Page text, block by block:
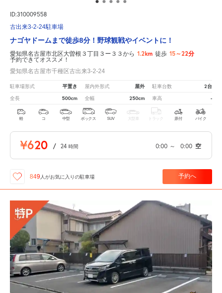
ID:310009558
古出来3-2-24駐車場
ナゴヤドームまで徒歩8分！野球観戦やイベントに！
愛知県名古屋市北区大曽根３丁目３ー３３から 1.2km 徒歩 15～22分
予約できてオススメ！
愛知県名古屋市千種区古出来3-2-24
駐車場形式 平置き 屋内外形式 屋外 駐車台数 2台
全長 500cm 全幅 250cm 車高 -
軽 コ 中型 ボックス SUV 大型車 トラック 原付 バイク
¥620 / 24 時間 0:00 ～ 0:00 空
849 人がお気に入りの駐車場 予約へ